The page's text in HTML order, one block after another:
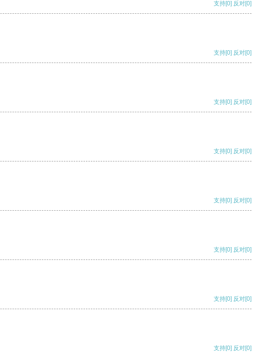
支持[0] 反对[0]
支持[0] 反对[0]
支持[0] 反对[0]
支持[0] 反对[0]
支持[0] 反对[0]
支持[0] 反对[0]
支持[0] 反对[0]
支持[0] 反对[0]